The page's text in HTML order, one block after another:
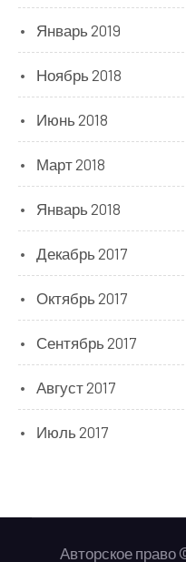
Январь 2019
Ноябрь 2018
Июнь 2018
Март 2018
Январь 2018
Декабрь 2017
Октябрь 2017
Сентябрь 2017
Август 2017
Июль 2017
Авторское